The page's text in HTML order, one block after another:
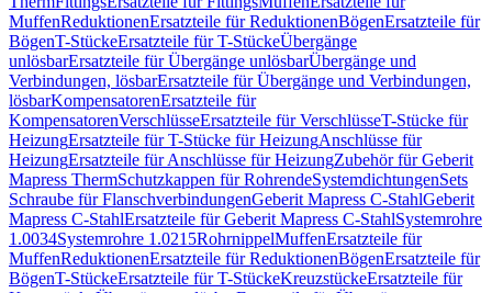
MuffenReduktionenErsatzteile für ReduktionenBögenErsatzteile für
BögenT-StückeErsatzteile für T-StückeÜbergänge
unlösbarErsatzteile für Übergänge unlösbarÜbergänge und
Verbindungen, lösbarErsatzteile für Übergänge und Verbindungen,
lösbarKompensatorenErsatzteile für
KompensatorenVerschlüsseErsatzteile für VerschlüsseT-Stücke für
HeizungErsatzteile für T-Stücke für HeizungAnschlüsse für
HeizungErsatzteile für Anschlüsse für HeizungZubehör für Geberit
Mapress ThermSchutzkappen für RohrendeSystemdichtungenSets
Schraube für FlanschverbindungenGeberit Mapress C-StahlGeberit
Mapress C-StahlErsatzteile für Geberit Mapress C-StahlSystemrohre
1.0034Systemrohre 1.0215RohrnippelMuffenErsatzteile für
MuffenReduktionenErsatzteile für ReduktionenBögenErsatzteile für
BögenT-StückeErsatzteile für T-StückeKreuzstückeErsatzteile für